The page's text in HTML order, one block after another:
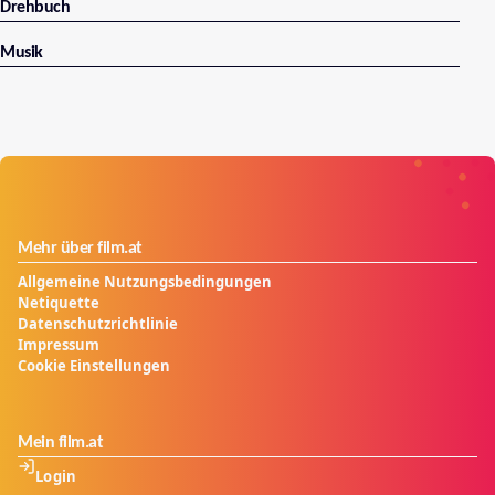
Drehbuch
Musik
Mehr über film.at
Allgemeine Nutzungsbedingungen
Netiquette
Datenschutzrichtlinie
Impressum
Cookie Einstellungen
Mein film.at
Login